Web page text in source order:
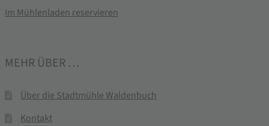
Im Mühlenladen reservieren
MEHR ÜBER …
Über die Stadtmühle Waldenbuch
Kontakt